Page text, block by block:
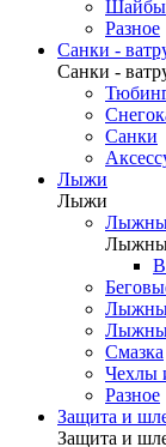
Шайбы
Разное
Санки -
Санки -
Санки
Лыжи
Лыжи
Смазка
Чехлы
Разное
Защита и
Защита и